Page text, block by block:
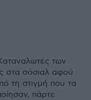
των
στα σόσιαλ αφού
τη στιγμή που τα
πάρτε